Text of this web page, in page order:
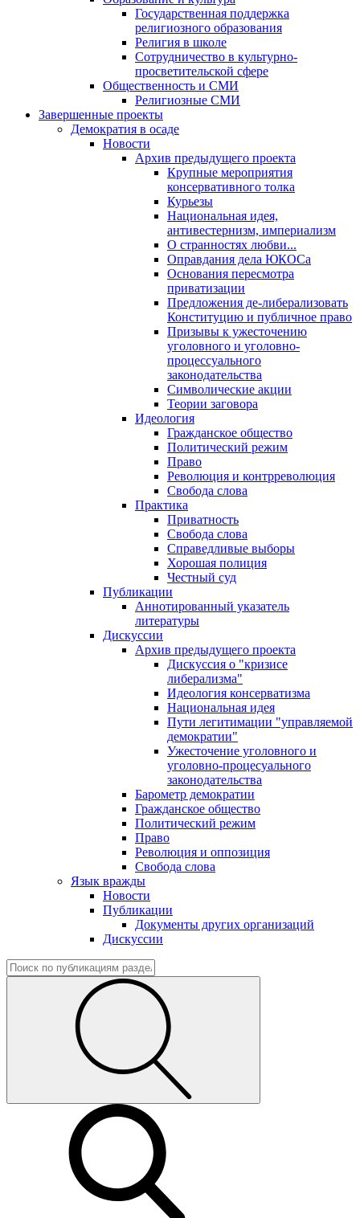
Государственная поддержка
религиозного образования
Религия в школе
Сотрудничество в культурно-
просветительской сфере
Общественность и СМИ
Религиозные СМИ
Завершенные проекты
Демократия в осаде
Новости
Архив предыдущего проекта
Крупные мероприятия
консервативного толка
Курьезы
Национальная идея,
антивестернизм, империализм
О странностях любви...
Оправдания дела ЮКОСа
Основания пересмотра
приватизации
Предложения де-либерализовать
Конституцию и публичное право
Призывы к ужесточению
уголовного и уголовно-
процессуального
законодательства
Символические акции
Теории заговора
Идеология
Гражданское общество
Политический режим
Право
Революция и контрреволюция
Свобода слова
Практика
Приватность
Свобода слова
Справедливые выборы
Хорошая полиция
Честный суд
Публикации
Аннотированный указатель
литературы
Дискуссии
Архив предыдущего проекта
Дискуссия о "кризисе
либерализма"
Идеология консерватизма
Национальная идея
Пути легитимации "управляемой
демократии"
Ужесточение уголовного и
уголовно-процесуального
законодательства
Барометр демократии
Гражданское общество
Политический режим
Право
Революция и оппозиция
Свобода слова
Язык вражды
Новости
Публикации
Документы других организаций
Дискуссии